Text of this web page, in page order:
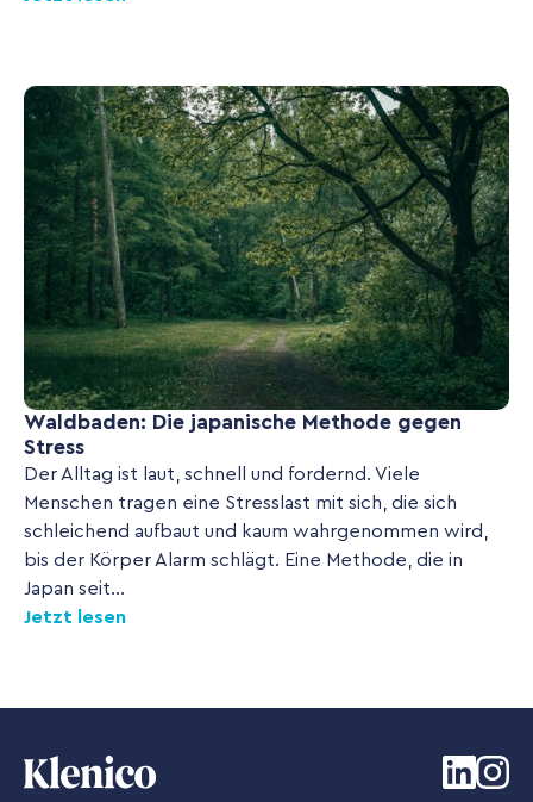
Waldbaden: Die japanische Methode gegen
Stress
Der Alltag ist laut, schnell und fordernd. Viele
Menschen tragen eine Stresslast mit sich, die sich
schleichend aufbaut und kaum wahrgenommen wird,
bis der Körper Alarm schlägt. Eine Methode, die in
Japan seit...
Jetzt lesen